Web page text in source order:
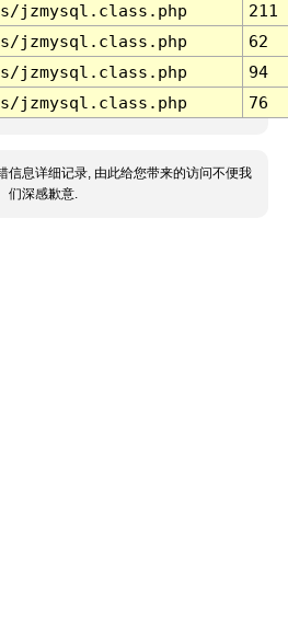
jzmysql.class.php
211
jzmysql.class.php
62
jzmysql.class.php
94
jzmysql.class.php 76
信息详细记录, 由此给您带来的访问不便我
们深感歉意.